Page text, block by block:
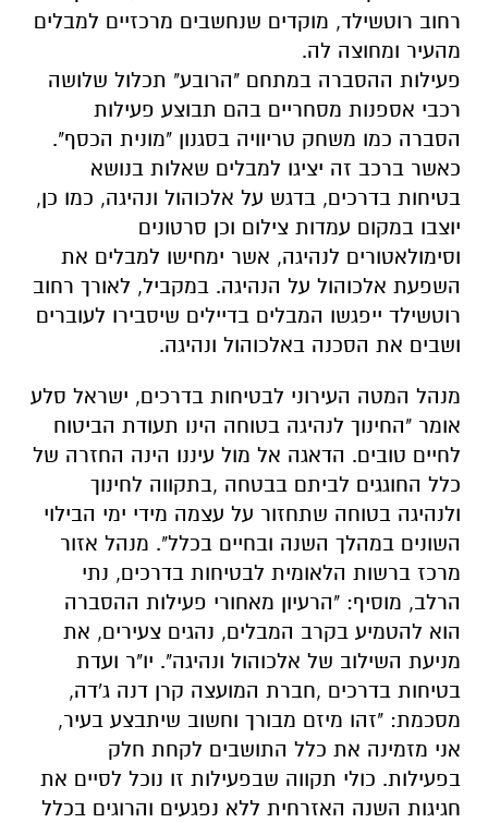
רחוב רוטשילד, מוקדים שנחשבים מרכזיים למבלים
מהעיר ומחוצה לה.
פעילות ההסברה במתחם "הרובע" תכלול שלושה
רכבי אספנות מסחריים בהם תבוצע פעילות
הסברה כמו משחק טריוויה בסגנון "מונית הכסף".
כאשר ברכב זה יציגו למבלים שאלות בנושא
בטיחות בדרכים, בדגש על אלכוהול ונהיגה, כמו כן,
יוצבו במקום עמדות צילום וכן סרטונים
וסימולאטורים לנהיגה, אשר ימחישו למבלים את
השפעת אלכוהול על הנהיגה. במקביל, לאורך רחוב
רוטשילד ייפגשו המבלים בדיילים שיסבירו לעוברים
ושבים את הסכנה באלכוהול ונהיגה.
מנהל המטה העירוני לבטיחות בדרכים, ישראל סלע
אומר "החינוך לנהיגה בטוחה הינו תעודת הביטוח
לחיים טובים. הדאגה אל מול עיננו הינה החזרה של
כלל החוגגים לביתם בבטחה ,בתקווה לחינוך
ולנהיגה בטוחה שתחזור על עצמה מידי ימי הבילוי
השונים במהלך השנה ובחיים בכלל". מנהל אזור
מרכז ברשות הלאומית לבטיחות בדרכים, נתי
הרלב, מוסיף: "הרעיון מאחורי פעילות ההסברה
הוא להטמיע בקרב המבלים, נהגים צעירים, את
מניעת השילוב של אלכוהול ונהיגה". יו"ר ועדת
בטיחות בדרכים ,חברת המועצה קרן דנה ג'דה,
מסכמת: "זהו מיזם מבורך וחשוב שיתבצע בעיר,
אני מזמינה את כלל התושבים לקחת חלק
בפעילות. כולי תקווה שבפעילות זו נוכל לסיים את
חגיגות השנה האזרחית ללא נפגעים והרוגים בכלל